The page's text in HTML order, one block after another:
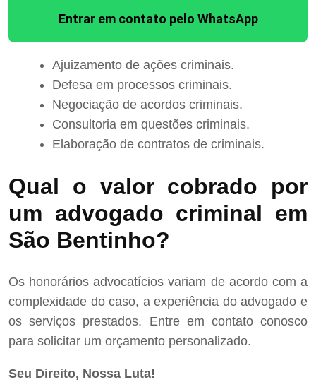
Entrar em contato pelo WhatsApp
Ajuizamento de ações criminais.
Defesa em processos criminais.
Negociação de acordos criminais.
Consultoria em questões criminais.
Elaboração de contratos de criminais.
Qual o valor cobrado por
um advogado criminal em
São Bentinho?
Os honorários advocatícios variam de acordo com a
complexidade do caso, a experiência do advogado e
os serviços prestados. Entre em contato conosco
para solicitar um orçamento personalizado.
Seu Direito, Nossa Luta!